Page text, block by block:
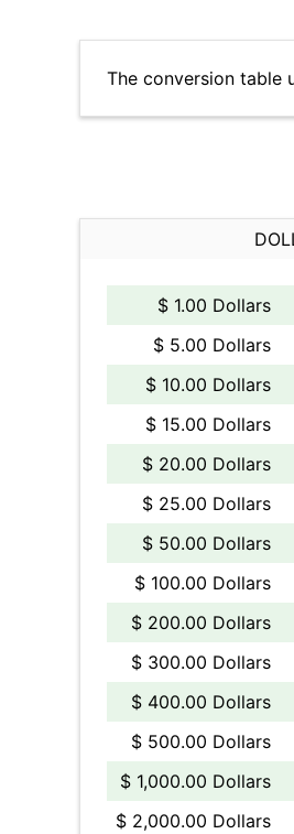
The conversion table
$ 1.00 Dollars
$ 5.00 Dollars
$ 10.00 Dollars
$ 15.00 Dollars
$ 20.00 Dollars
$ 25.00 Dollars
$ 50.00 Dollars
$ 100.00 Dollars
$ 200.00 Dollars
$ 300.00 Dollars
$ 400.00 Dollars
$ 500.00 Dollars
$ 1,000.00 Dollars
$ 2,000.00 Dollars